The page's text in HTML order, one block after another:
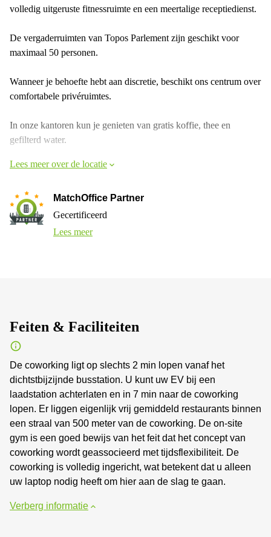
volledig uitgeruste fitnessruimte en een meertalige receptiedienst.
De vergaderruimten van Topos Parlement zijn geschikt voor
maximaal 50 personen.
Wanneer je behoefte hebt aan discretie, beschikt ons centrum over
comfortabele privéruimtes.
In onze kantoren kun je genieten van gratis koffie, thee en
gefilterd water.
Lees meer over de locatie
MatchOffice Partner
Gecertificeerd
Lees meer
Feiten & Faciliteiten
De coworking ligt op slechts 2 min lopen vanaf het
dichtstbijzijnde busstation. U kunt uw EV bij een
laadstation achterlaten en in 7 min naar de coworking
lopen. Er liggen eigenlijk vrij gemiddeld restaurants binnen
een straal van 500 meter van de coworking. De on-site
gym is een goed bewijs van het feit dat het concept van
coworking wordt geassocieerd met tijdsflexibiliteit. De
coworking is volledig ingericht, wat betekent dat u alleen
uw laptop nodig heeft om hier aan de slag te gaan.
Verberg informatie